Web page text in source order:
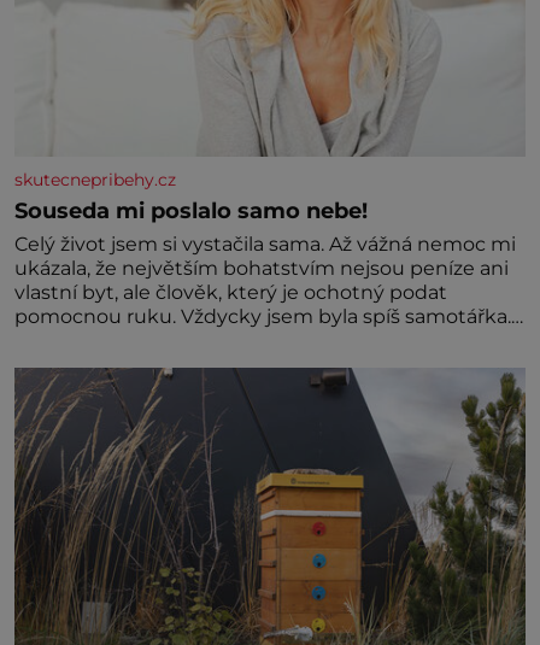
skutecnepribehy.cz
Souseda mi poslalo samo nebe!
Celý život jsem si vystačila sama. Až vážná nemoc mi
ukázala, že největším bohatstvím nejsou peníze ani
vlastní byt, ale člověk, který je ochotný podat
pomocnou ruku. Vždycky jsem byla spíš samotářka.
ani partnera. Stačily mi knihy, práce a hlavně klid.
Hned po studiích jsem odešla z rodného města,